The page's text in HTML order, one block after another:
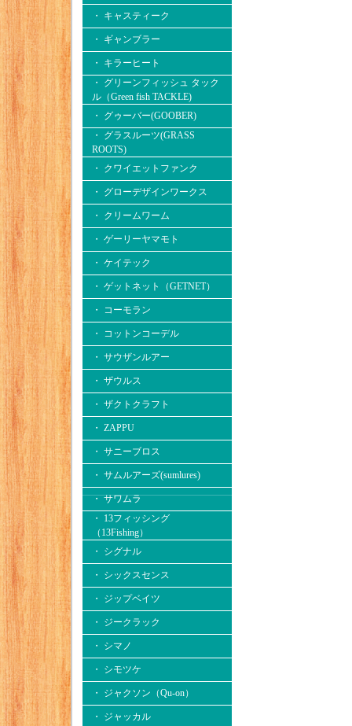
・ キャスティーク
・ ギャンブラー
・ キラーヒート
・ グリーンフィッシュ タック
ル（Green fish TACKLE)
・ グゥーバー(GOOBER)
・ グラスルーツ(GRASS
ROOTS)
・ クワイエットファンク
・ グローデザインワークス
・ クリームワーム
・ ゲーリーヤマモト
・ ケイテック
・ ゲットネット（GETNET）
・ コーモラン
・ コットンコーデル
・ サウザンルアー
・ ザウルス
・ ザクトクラフト
・ ZAPPU
・ サニーブロス
・ サムルアーズ(sumlures)
・ サワムラ
・ 13フィッシング
（13Fishing）
・ シグナル
・ シックスセンス
・ ジップベイツ
・ ジークラック
・ シマノ
・ シモツケ
・ ジャクソン（Qu-on）
・ ジャッカル